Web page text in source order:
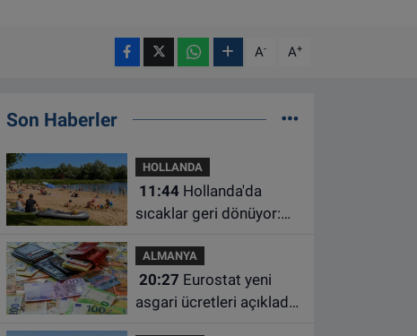
A- A+
Son Haberler
HOLLANDA
11:44Hollanda'da
sıcaklar geri dönüyor:
dereceyi gösterecek
ALMANYA
20:27
asgari ücretleri açıkladı: